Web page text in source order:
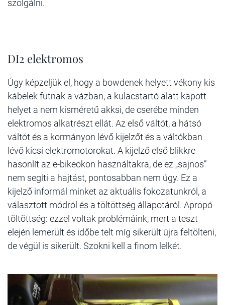
szolgálni.
DI2 elektromos
Úgy képzeljük el, hogy a bowdenek helyett vékony kis
kábelek futnak a vázban, a kulacstartó alatt kapott
helyet a nem kisméretű akksi, de cserébe minden
elektromos alkatrészt ellát. Az első váltót, a hátsó
váltót és a kormányon lévő kijelzőt és a váltókban
lévő kicsi elektromotorokat. A kijelző első blikkre
hasonlít az e-bikeokon használtakra, de ez „sajnos”
nem segíti a hajtást, pontosabban nem úgy. Ez a
kijelző informál minket az aktuális fokozatunkról, a
választott módról és a töltöttség állapotáról. Apropó
töltöttség: ezzel voltak problémáink, mert a teszt
elején lemerült és időbe telt míg sikerült újra feltölteni,
de végül is sikerült. Szokni kell a finom lelkét.